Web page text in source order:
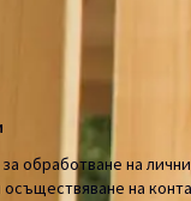
е Селена
област, ул.
личните Ви
обработване на
на